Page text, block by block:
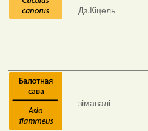
Дз.Кіцель
зімавалі